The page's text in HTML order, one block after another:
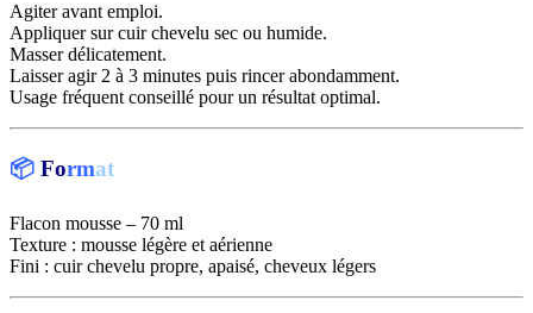
Agiter avant emploi.
Appliquer sur cuir chevelu sec ou humide.
Masser délicatement.
Laisser agir 2 à 3 minutes puis rincer abondamment.
Usage fréquent conseillé pour un résultat optimal.
📦 Format
Flacon mousse – 70 ml
Texture : mousse légère et aérienne
Fini : cuir chevelu propre, apaisé, cheveux légers